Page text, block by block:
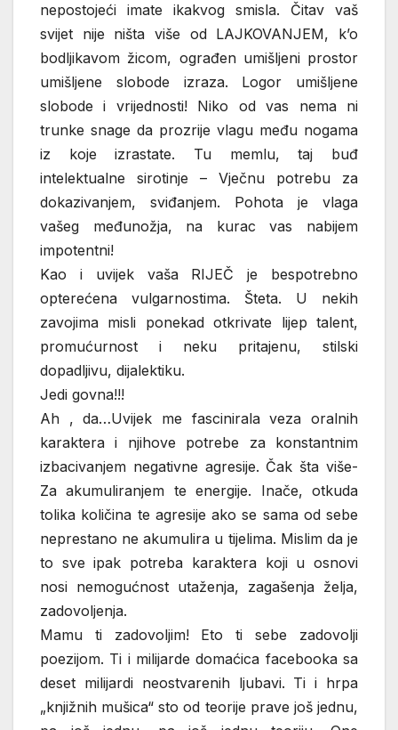
nepostojeći imate ikakvog smisla. Čitav vaš
svijet nije ništa više od LAJKOVANJEM, k’o
bodljikavom žicom, ograđen umišljeni prostor
umišljene slobode izraza. Logor umišljene
slobode i vrijednosti! Niko od vas nema ni
trunke snage da prozrije vlagu među nogama
iz koje izrastate. Tu memlu, taj buđ
intelektualne sirotinje – Vječnu potrebu za
dokazivanjem, sviđanjem. Pohota je vlaga
vašeg međunožja, na kurac vas nabijem
impotentni!
Kao i uvijek vaša RIJEČ je bespotrebno
opterećena vulgarnostima. Šteta. U nekih
zavojima misli ponekad otkrivate lijep talent,
promućurnost i neku pritajenu, stilski
dopadljivu, dijalektiku.
Jedi govna!!!
Ah , da…Uvijek me fascinirala veza oralnih
karaktera i njihove potrebe za konstantnim
izbacivanjem negativne agresije. Čak šta više-
Za akumuliranjem te energije. Inače, otkuda
tolika količina te agresije ako se sama od sebe
neprestano ne akumulira u tijelima. Mislim da je
to sve ipak potreba karaktera koji u osnovi
nosi nemogućnost utaženja, zagašenja želja,
zadovoljenja.
Mamu ti zadovoljim! Eto ti sebe zadovolji
poezijom. Ti i milijarde domaćica facebooka sa
deset milijardi neostvarenih ljubavi. Ti i hrpa
„knjižnih mušica“ sto od teorije prave još jednu,